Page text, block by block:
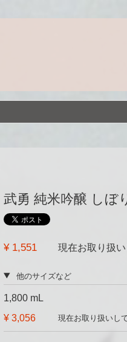
武勇 純米吟醸 しぼ
¥ 1,551 現在お取り扱い
他のサイズなど
1,800 mL
¥ 3,056
現在お取り扱いし